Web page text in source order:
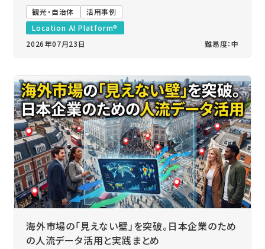
観光・自治体
活用事例
Location AI Platform®
2026年07月23日
難易度：中
海外市場の「見えない壁」を突破。日本企業のため
の人流データ活用と実践まとめ